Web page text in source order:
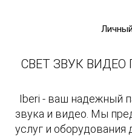
СВЕТ ЗВУК
Iberi - ваш надежный
звука и видео. Мы
услуг и